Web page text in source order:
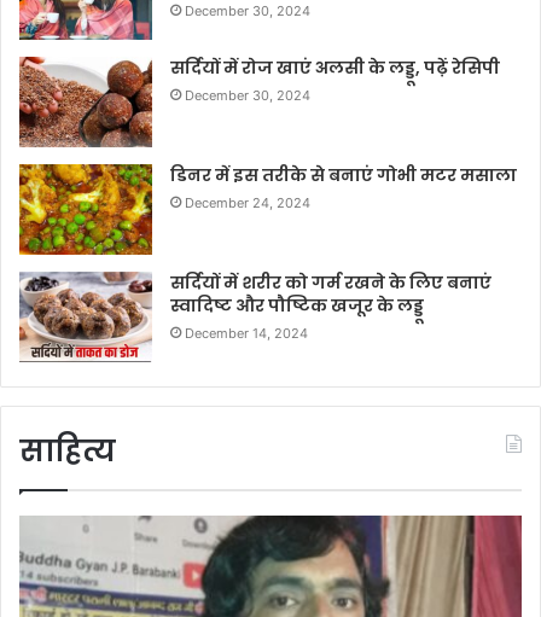
December 30, 2024
सर्दियों में रोज खाएं अलसी के लड्डू, पढ़ें रेसिपी
December 30, 2024
डिनर में इस तरीके से बनाएं गोभी मटर मसाला
December 24, 2024
सर्दियों में शरीर को गर्म रखने के लिए बनाएं
स्वादिष्ट और पौष्टिक खजूर के लड्डू
December 14, 2024
साहित्य